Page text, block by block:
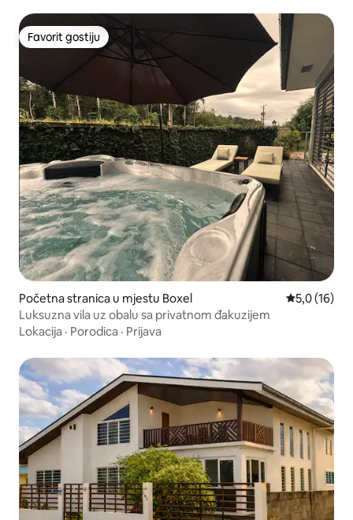
Favorit gostiju
Favorit gostiju
Početna stranica u mjestu Boxel prosječna
5,0 (16)
Luksuzna vila uz obalu sa privatnom đakuzijem
Lokacija · Porodica · Prijava